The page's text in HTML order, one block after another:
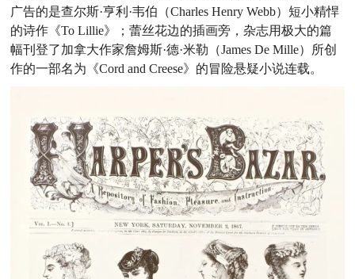
广告的是查尔斯·亨利·韦伯（Charles Henry Webb）短小精悍
的诗作《To Lillie》；蕾丝花边的插画旁，杂志用极大的篇
幅刊登了加拿大作家詹姆斯·德·米勒（James De Mille）所创
作的一部名为《Cord and Creese》的冒险悬疑小说连载。